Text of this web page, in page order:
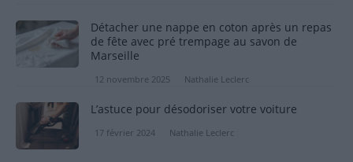
Détacher une nappe en coton après un repas
de fête avec pré trempage au savon de
Marseille
12 novembre 2025 Nathalie Leclerc
L’astuce pour désodoriser votre voiture
17 février 2024 Nathalie Leclerc